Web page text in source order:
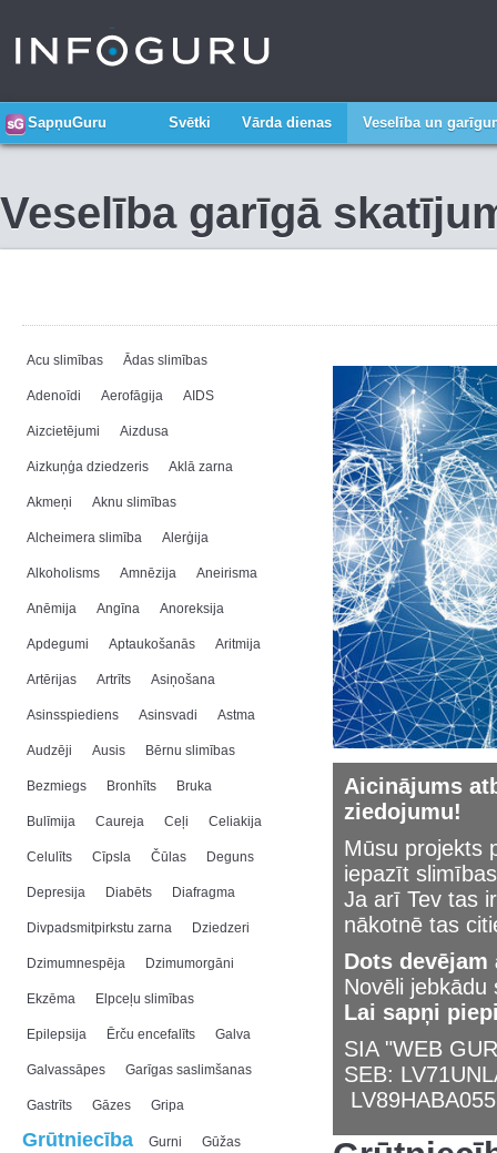
SapņuGuru Svētki Vārda dienas Veselība un
Veselība garīgā
Acu slimības Ādas slimības
Adenoīdi Aerofāgija AIDS
Aizcietējumi Aizdusa
Aizkuņģa dziedzeris Aklā zarna
Akmeņi Aknu slimības
Alcheimera slimība Alerģija
Alkoholisms Amnēzija Aneirisma
Anēmija Angīna Anoreksija
Apdegumi Aptaukošanās Aritmija
Artērijas Artrīts Asiņošana
Asinsspiediens Asinsvadi Astma
Audzēji Ausis Bērnu slimības
Bezmiegs Bronhīts Bruka
Bulīmija Caureja Ceļi Celiakija
Celulīts Cīpsla Čūlas Deguns
Depresija Diabēts Diafragma
Divpadsmitpirkstu zarna Dziedzeri
Dzimumnespēja Dzimumorgāni
Ekzēma Elpceļu slimības
Epilepsija Ērču encefalīts Galva
Galvassāpes Garīgas saslimšanas
Gastrīts Gāzes Gripa
Grūtniecība Gurni Gūžas
Aicinājums
ziedojumu!
Mūsu projekts
iepazīt
Ja arī Tev tas
nākotnē tas
Dots
Novēli
Lai sapņi
SIA "WEB
SEB: